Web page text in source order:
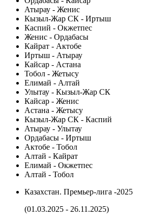
Атырау - Женис
Кызыл-Жар СК - Иртыш
Каспий - Окжетпес
Женис - Ордабасы
Кайрат - Актобе
Иртыш - Атырау
Кайсар - Астана
Тобол - Жетысу
Елимай - Алтай
Улытау - Кызыл-Жар СК
Кайсар - Женис
Астана - Жетысу
Кызыл-Жар СК - Каспий
Атырау - Улытау
Ордабасы - Иртыш
Актобе - Тобол
Алтай - Кайрат
Елимай - Окжетпес
Алтай - Тобол
Казахстан. Премьер-лига -2025
(01.03.2025 - 26.11.2025)